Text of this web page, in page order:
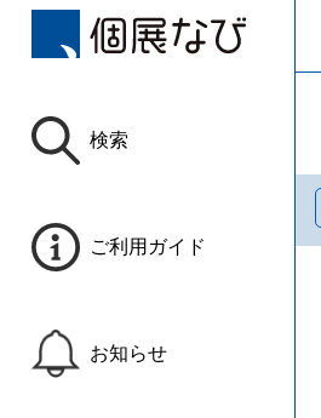
検索
ご利用ガイド
お知らせ